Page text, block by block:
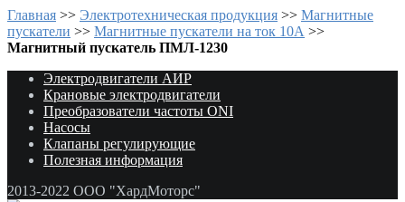
Главная >> Электротехническая продукция >> Магнитные
пускатели >> Магнитные пускатели на ток 10А >>
Магнитный пускатель ПМЛ-1230
Электродвигатели АИР
Крановые электродвигатели
Преобразователи частоты ONI
Насосы
Клапаны регулирующие
Полезная информация
2013-2022 ООО "ХардМоторс"